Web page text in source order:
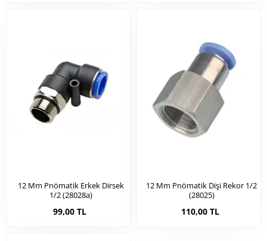
12 Mm Pnömatik Erkek Dirsek
1/2 (28028a)
99,00 TL
12 Mm Pnömatik Dişi Rekor 1/2
(28025)
110,00 TL